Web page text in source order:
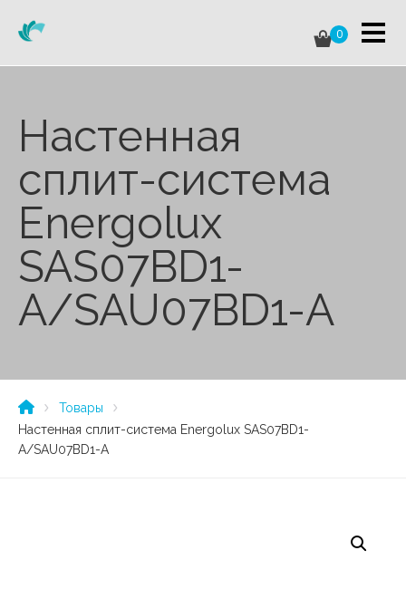
0
Настенная
сплит-система
Energolux
SAS07BD1-
A/SAU07BD1-A
Товары
Настенная сплит-система Energolux SAS07BD1-
A/SAU07BD1-A